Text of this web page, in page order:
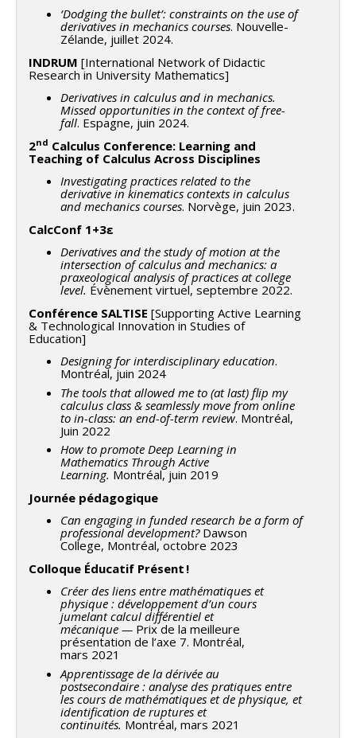
‘Dodging the bullet’: constraints on the use of
derivatives in mechanics courses. Nouvelle-
Zélande, juillet 2024.
INDRUM [International Network of Didactic
Research in University Mathematics]
Derivatives in calculus and in mechanics.
Missed opportunities in the context of free-
fall. Espagne, juin 2024.
2nd Calculus Conference: Learning and
Teaching of Calculus Across Disciplines
Investigating practices related to the
derivative in kinematics contexts in calculus
and mechanics courses. Norvège, juin 2023.
CalcConf 1+3ε
Derivatives and the study of motion at the
intersection of calculus and mechanics: a
praxeological analysis of practices at college
level. Évènement virtuel, septembre 2022.
Conférence SALTISE [Supporting Active Learning
& Technological Innovation in Studies of
Education]
Designing for interdisciplinary education.
Montréal, juin 2024
The tools that allowed me to (at last) flip my
calculus class & seamlessly move from online
to in-class: an end-of-term review. Montréal,
Juin 2022
How to promote Deep Learning in
Mathematics Through Active
Learning. Montréal, juin 2019
Journée pédagogique
Can engaging in funded research be a form of
professional development? Dawson
College, Montréal, octobre 2023
Colloque Éducatif Présent !
Créer des liens entre mathématiques et
physique : développement d’un cours
jumelant calcul différentiel et
mécanique — Prix de la meilleure
présentation de l’axe 7. Montréal,
mars 2021
Apprentissage de la dérivée au
postsecondaire : analyse des pratiques entre
les cours de mathématiques et de physique, et
identification de ruptures et
continuités. Montréal, mars 2021